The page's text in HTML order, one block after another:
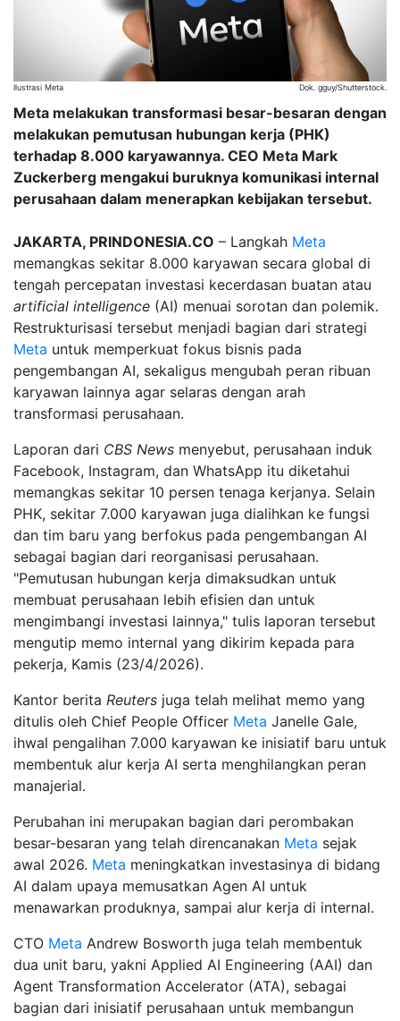
Ilustrasi Meta Dok. gguy/Shutterstock.
Meta melakukan transformasi besar-besaran dengan
melakukan pemutusan hubungan kerja (PHK)
terhadap 8.000 karyawannya. CEO Meta Mark
Zuckerberg mengakui buruknya komunikasi internal
perusahaan dalam menerapkan kebijakan tersebut.
JAKARTA, PRINDONESIA.CO – Langkah Meta
memangkas sekitar 8.000 karyawan secara global di
tengah percepatan investasi kecerdasan buatan atau
artificial intelligence (AI) menuai sorotan dan polemik.
Restrukturisasi tersebut menjadi bagian dari strategi
Meta untuk memperkuat fokus bisnis pada
pengembangan AI, sekaligus mengubah peran ribuan
karyawan lainnya agar selaras dengan arah
transformasi perusahaan.
Laporan dari CBS News menyebut, perusahaan induk
Facebook, Instagram, dan WhatsApp itu diketahui
memangkas sekitar 10 persen tenaga kerjanya. Selain
PHK, sekitar 7.000 karyawan juga dialihkan ke fungsi
dan tim baru yang berfokus pada pengembangan AI
sebagai bagian dari reorganisasi perusahaan.
"Pemutusan hubungan kerja dimaksudkan untuk
membuat perusahaan lebih efisien dan untuk
mengimbangi investasi lainnya," tulis laporan tersebut
mengutip memo internal yang dikirim kepada para
pekerja, Kamis (23/4/2026).
Kantor berita Reuters juga telah melihat memo yang
ditulis oleh Chief People Officer Meta Janelle Gale,
ihwal pengalihan 7.000 karyawan ke inisiatif baru untuk
membentuk alur kerja AI serta menghilangkan peran
manajerial.
Perubahan ini merupakan bagian dari perombakan
besar-besaran yang telah direncanakan Meta sejak
awal 2026. Meta meningkatkan investasinya di bidang
AI dalam upaya memusatkan Agen AI untuk
menawarkan produknya, sampai alur kerja di internal.
CTO Meta Andrew Bosworth juga telah membentuk
dua unit baru, yakni Applied AI Engineering (AAI) dan
Agent Transformation Accelerator (ATA), sebagai
bagian dari inisiatif perusahaan untuk membangun